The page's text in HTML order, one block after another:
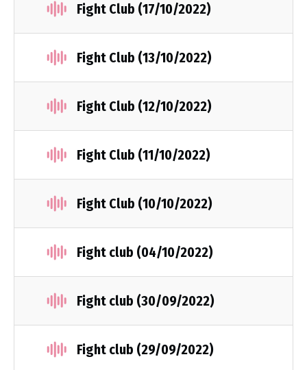
Fight Club (17/10/2022)
Fight Club (13/10/2022)
Fight Club (12/10/2022)
Fight Club (11/10/2022)
Fight Club (10/10/2022)
Fight club (04/10/2022)
Fight club (30/09/2022)
Fight club (29/09/2022)